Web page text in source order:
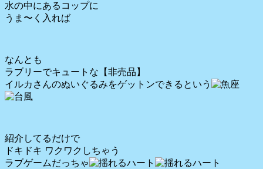
水の中にあるコップに
うま〜く入れば
なんとも
ラブリーでキュートな【非売品】
イルカさんのぬいぐるみをゲットンできるという
紹介してるだけで
ドキドキ ワクワクしちゃう
ラブゲームだっちゃ